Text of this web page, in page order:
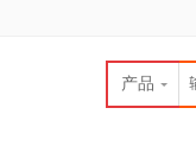
产品